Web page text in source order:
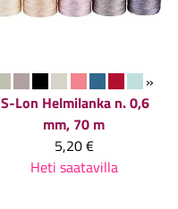
»
S-Lon Helmilanka n. 0,6
mm, 70 m
5,20 €
Heti saatavilla